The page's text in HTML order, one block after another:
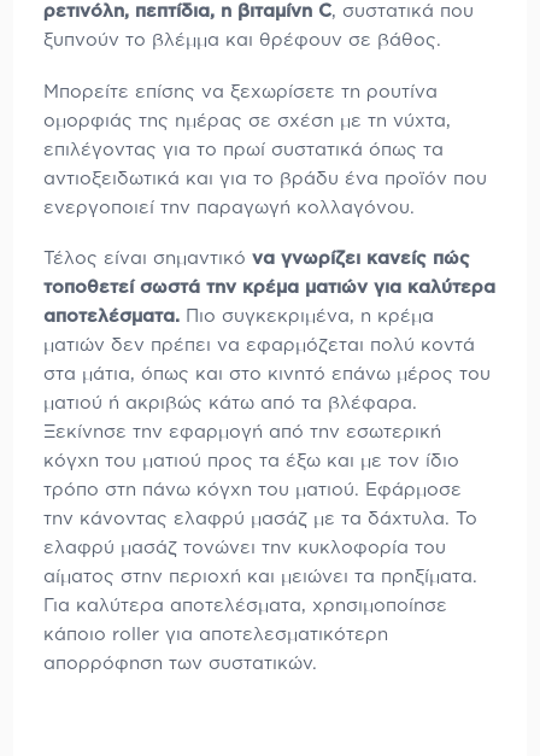
ρετινόλη, πεπτίδια, η βιταμίνη C, συστατικά που
ξυπνούν το βλέμμα και θρέφουν σε βάθος.
Μπορείτε επίσης να ξεχωρίσετε τη ρουτίνα
ομορφιάς της ημέρας σε σχέση με τη νύχτα,
επιλέγοντας για το πρωί συστατικά όπως τα
αντιοξειδωτικά και για το βράδυ ένα προϊόν που
ενεργοποιεί την παραγωγή κολλαγόνου.
Τέλος είναι σημαντικόνα γνωρίζει κανείς πώς
τοποθετεί σωστά την κρέμα ματιών για καλύτερα
αποτελέσματα.
Πιο συγκεκριμένα, η κρέμα
ματιών δεν πρέπει να εφαρμόζεται πολύ κοντά
στα μάτια, όπως και στο κινητό επάνω μέρος του
ματιού ή ακριβώς κάτω από τα βλέφαρα.
Ξεκίνησε την εφαρμογή από την εσωτερική
κόγχη του ματιού προς τα έξω και με τον ίδιο
τρόπο στη πάνω κόγχη του ματιού. Εφάρμοσε
την κάνοντας ελαφρύ μασάζ με τα δάχτυλα. Το
ελαφρύ μασάζ τονώνει την κυκλοφορία του
αίματος στην περιοχή και μειώνει τα πρηξίματα.
Για καλύτερα αποτελέσματα, χρησιμοποίησε
κάποιο roller για αποτελεσματικότερη
απορρόφηση των συστατικών.